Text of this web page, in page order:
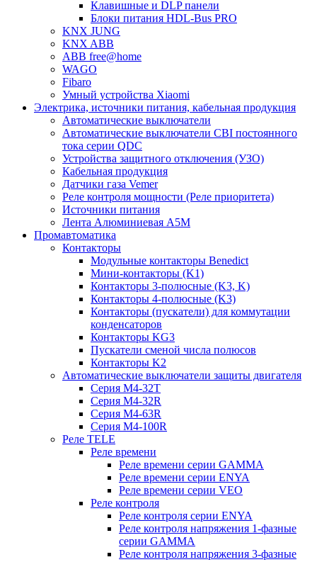
Клавишные и DLP панели
Блоки питания HDL-Bus PRO
KNX JUNG
KNX ABB
ABB free@home
WAGO
Fibaro
Умный устройства Xiaomi
Электрика, источники питания, кабельная продукция
Автоматические выключатели
Автоматические выключатели CBI постоянного
тока серии QDC
Устройства защитного отключения (УЗО)
Кабельная продукция
Датчики газа Vemer
Реле контроля мощности (Реле приоритета)
Источники питания
Лента Алюминиевая А5М
Промавтоматика
Контакторы
Модульные контакторы Benedict
Мини-контакторы (K1)
Контакторы 3-полюсные (K3, K)
Контакторы 4-полюсные (K3)
Контакторы (пускатели) для коммутации
конденсаторов
Контакторы KG3
Пускатели сменой числа полюсов
Контакторы K2
Автоматические выключатели защиты двигателя
Серия M4-32T
Серия M4-32R
Серия M4-63R
Серия M4-100R
Реле TELE
Реле времени
Реле времени серии GAMMA
Реле времени серии ENYA
Реле времени серии VEO
Реле контроля
Реле контроля серии ENYA
Реле контроля напряжения 1-фазные
серии GAMMA
Реле контроля напряжения 3-фазные